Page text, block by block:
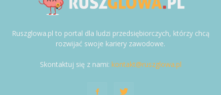
Ruszglowa.pl to portal dla ludzi przedsiębiorczych, którzy chcą
rozwijać swoje kariery zawodowe.
Skontaktuj się z nami: kontakt@ruszglowa.pl